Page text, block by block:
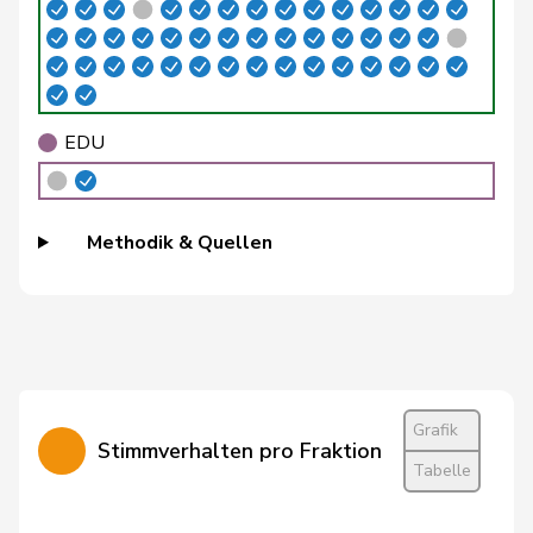
Büchel
Roland
Rino
SVP V
Buffat Michaël SVP V
VD
Bühler
Manfred SVP V
BE
Marbach
Christine
Bürgin M-E
NE
EDU
Methodik & Quellen
Stimmverhalten pro Fraktion
Grafik
Tabelle